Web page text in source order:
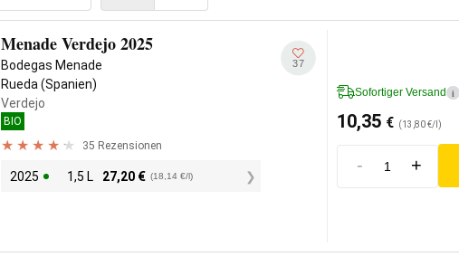
Menade Verdejo 2025
Bodegas Menade
Rueda (Spanien)
Verdejo
BIO
35 Rezensionen
2025 1,5 L 27,20 € (18,14 €/l)
37
Sofortiger Versand i
10,35 € (13,80 €/l)
- +